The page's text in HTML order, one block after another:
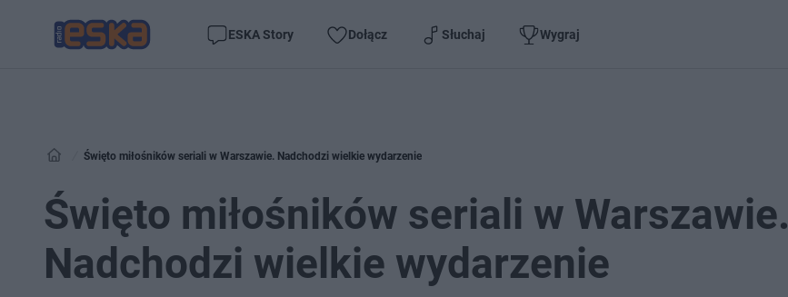
ESKA Story Dołącz Słuchaj Wygraj
Święto miłośników seriali w Warszawie. Nadchodzi wielkie wydarzenie
Święto miłośników seriali w Warszawie.
Nadchodzi wielkie wydarzenie